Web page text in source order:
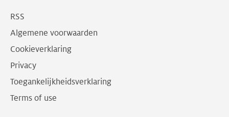
RSS
Algemene voorwaarden
Cookieverklaring
Privacy
Toegankelijkheidsverklaring
Terms of use